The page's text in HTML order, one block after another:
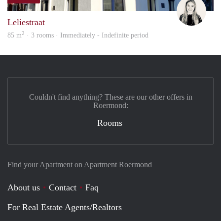
Leliestraat
85 m2 · 3 rooms · Immediately - Indefinite period
Find your Apartment on Apartment Roermond
About us Contact
Faq
For Real Estate Agents/Realtors
Couldn't find anything? These are our other offers in
Roermond:
Rooms